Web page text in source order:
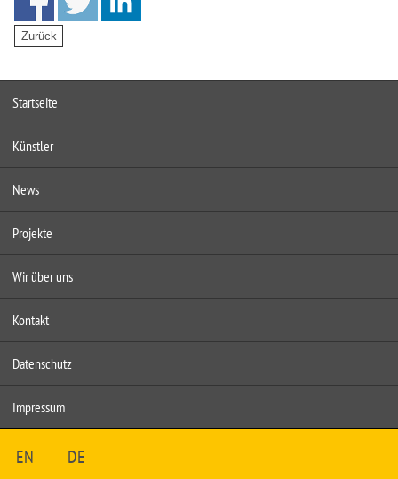
Startseite
Künstler
News
Projekte
Wir über uns
Kontakt
Datenschutz
Impressum
EN DE